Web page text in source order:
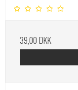
39,00 DKK